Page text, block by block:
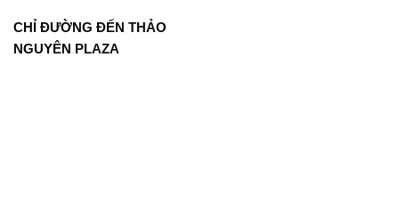
CHỈ ĐƯỜNG ĐẾN THẢO
NGUYÊN PLAZA